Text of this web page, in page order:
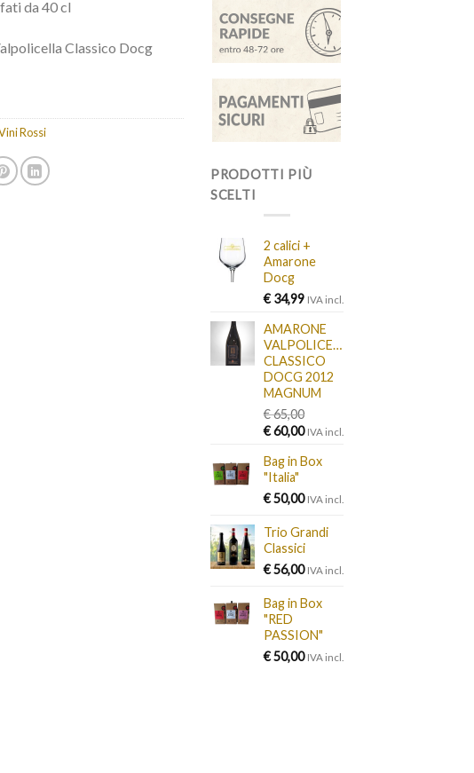
da 40 cl
Classico Docg
Rossi
PRODOTTI PIÙ
SCELTI
2 calici +
Amarone
Docg
€34,99 IVA incl.
AMARONE
VALPOLICELLA
CLASSICO
DOCG 2012
MAGNUM
€65,00
Original
was:
€ 65,00.
€60,00Current
is:
IVA incl.
Bag in Box
"Italia"
€50,00 IVA incl.
Trio Grandi
Classici
€56,00 IVA incl.
Bag in Box
"RED
PASSION"
€50,00 IVA incl.